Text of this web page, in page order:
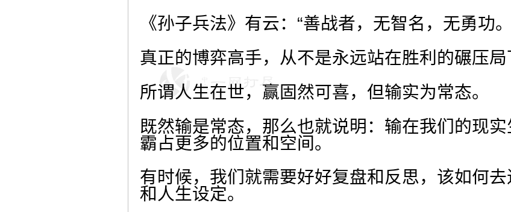
《孙子兵法》有云：“善战者，无智名，无勇功
真正的博弈高手，从不是永远站在胜利的碾压局
所谓人生在世，赢固然可喜，但输实为常态。
既然输是常态，那么也就说明：输在我们的现实
霸占更多的位置和空间。
有时候，我们就需要好好复盘和反思，该如何
和人生设定。